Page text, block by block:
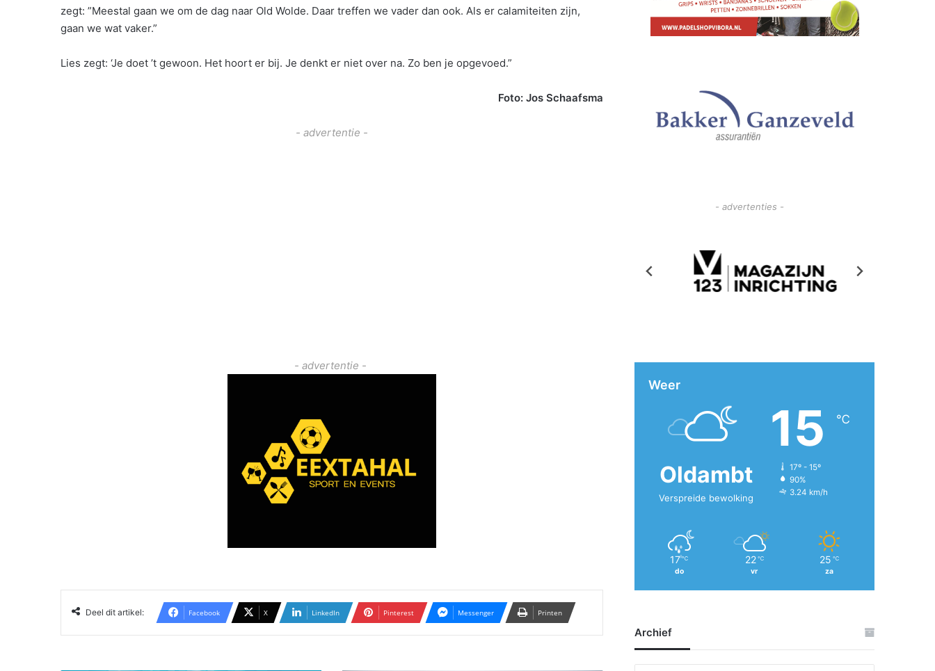
zegt: ”Meestal gaan we om de dag naar Old Wolde. Daar treffen we vader dan ook. Als er calamiteiten zijn,
gaan we wat vaker.”
Lies zegt: ‘Je doet ’t gewoon. Het hoort er bij. Je denkt er niet over na. Zo ben je opgevoed.”
Foto: Jos Schaafsma
- advertentie -
- advertentie -
Deel dit artikel: Facebook X LinkedIn Pinterest Messenger Printen
- advertenties -
Weer
Oldambt
Verspreide bewolking
15 ℃
17º - 15º
90%
3.24 km/h
17 ℃
do
22 ℃
vr
25 ℃
za
Archief